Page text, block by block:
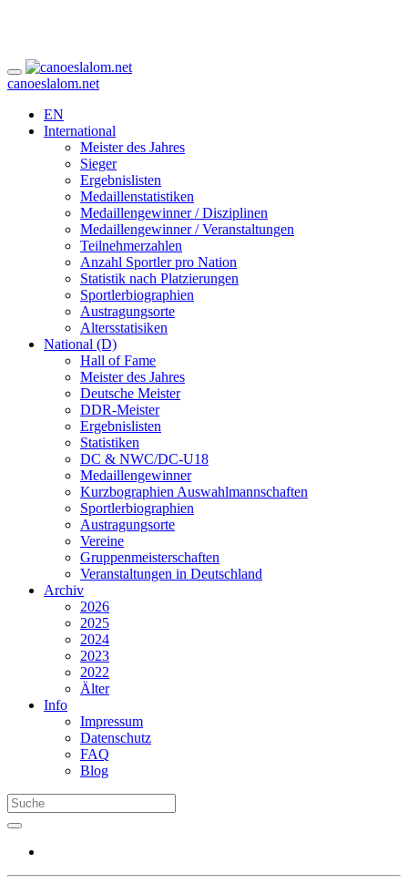
canoeslalom.net
EN
International
Meister des Jahres
Sieger
Ergebnislisten
Medaillenstatistiken
Medaillengewinner / Disziplinen
Medaillengewinner / Veranstaltungen
Teilnehmerzahlen
Anzahl Sportler pro Nation
Statistik nach Platzierungen
Sportlerbiographien
Austragungsorte
Altersstatisiken
National (D)
Hall of Fame
Meister des Jahres
Deutsche Meister
DDR-Meister
Ergebnislisten
Statistiken
DC & NWC/DC-U18
Medaillengewinner
Kurzbographien Auswahlmannschaften
Sportlerbiographien
Austragungsorte
Vereine
Gruppenmeisterschaften
Veranstaltungen in Deutschland
Archiv
2026
2025
2024
2023
2022
Älter
Info
Impressum
Datenschutz
FAQ
Blog